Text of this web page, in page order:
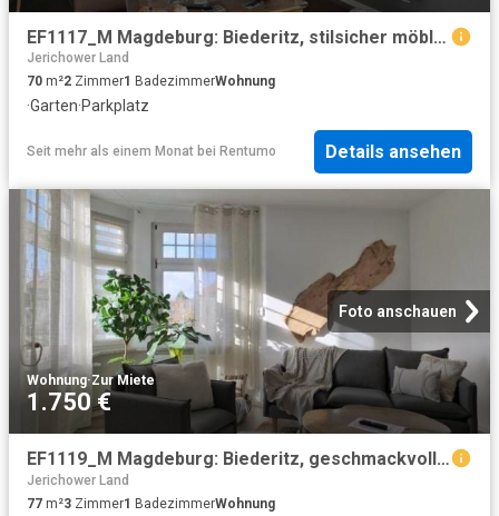
EF1117_M Magdeburg: Biederitz, stilsicher möblierte, großzügige Wohnung mit WLAN, Garten und PKW Stellplatz
Jerichower Land
70 m²2 Zimmer1 BadezimmerWohnung
·Garten·Parkplatz
Seit mehr als einem Monat bei Rentumo Details ansehen
Foto anschauen
Wohnung·Zur Miete
1.750 €
EF1119_M Magdeburg: Biederitz, geschmackvoll möbl. Wohnung mit Arbeitszimmer, Garten, Stellplatz und Service
Jerichower Land
77 m²3 Zimmer1 BadezimmerWohnung